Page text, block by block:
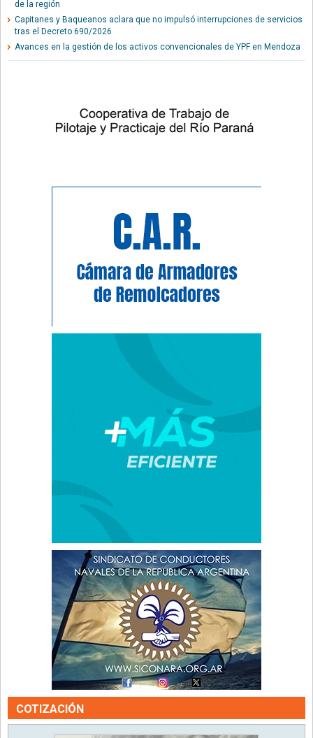
de la región
Capitanes y Baqueanos aclara que no impulsó interrupciones de servicios
tras el Decreto 690/2026
Avances en la gestión de los activos convencionales de YPF en Mendoza
COTIZACIÓN